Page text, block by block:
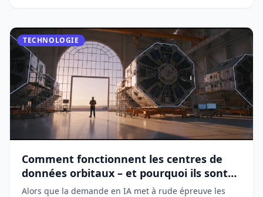
TECHNOLOGIE
Comment fonctionnent les centres de
données orbitaux – et pourquoi ils sont
importants
Alors que la demande en IA met à rude épreuve les